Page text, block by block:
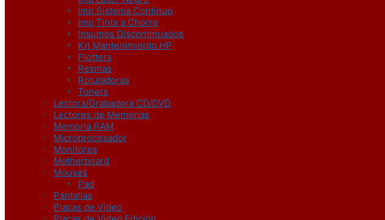
Imp Sistema Continuo
Imp Tinta a Chorro
Insumos Discontinuados
Kit Mantenimiento HP
Plotters
Resmas
Rotuladoras
Toners
Lectora/Grabadora CD/DVD
Lectores de Memorias
Memoria RAM
Microprocesador
Monitores
Motherboard
Mouses
Pad
Pantallas
Placas de Video